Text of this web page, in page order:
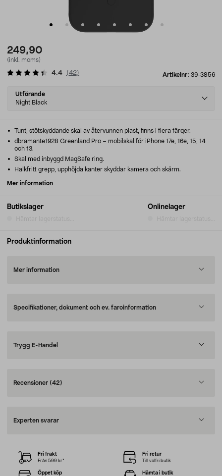
249,90
(inkl. moms)
Artikelnr: 39-3856
4.4 (42)
Select
variant
Utförande
Night Black
Butikslager Onlinelager
Tunt, stötskyddande skal av återvunnen plast, finns i flera färger.
dbramante1928 Greenland Pro – mobilskal för iPhone 17e, 16e, 15, 14
och 13.
Skal med inbyggd MagSafe ring.
Halkfritt grepp, upphöjda kanter skyddar kamera och skärm.
Mer information
Produktinformation
Mer information
Specifikationer, dokument och ev. faroinformation
Trygg E-Handel
Recensioner (42)
Experten svarar
Fri frakt
Från 599 kr*
Fri retur
Till valfri butik
Öppet köp Hämta i butik